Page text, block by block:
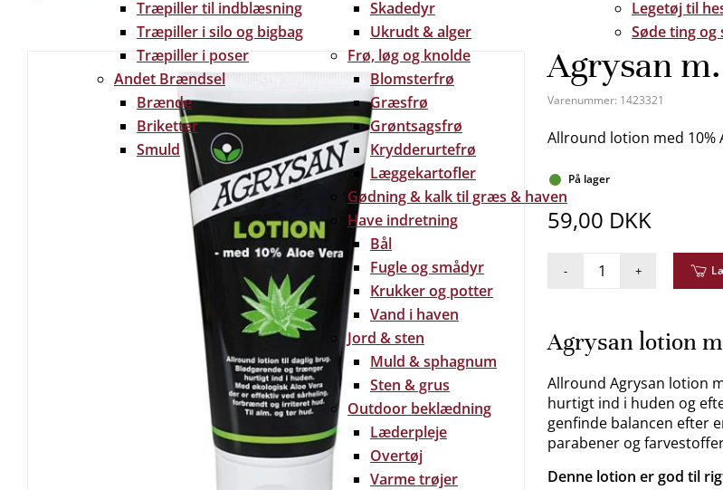
Træpiller til indblæsning
Træpiller i silo og bigbag
Træpiller i poser
Andet Brændsel
Brænde
Briketter
Smuld
Skadedyr
Ukrudt & alger
Frø, løg og knolde
Blomsterfrø
Græsfrø
Grøntsagsfrø
Krydderurtefrø
Læggekartofler
Gødning & kalk til græs & haven
Have indretning
Bål
Fugle og smådyr
Krukker og potter
Vand i haven
Jord & sten
Muld & sphagnum
Sten & grus
Outdoor beklædning
Læderpleje
Overtøj
Varme trøjer
Legetøj til
Søde ting og
Agrysan
Varenummer: 1423321
Allround lotion med 10%
På lager
59,00 DKK
- +
Agrysan lotion
Allround Agrysan lotion
hurtigt ind i huden og
genfinde balancen efter
parabener og
Denne lotion er god til